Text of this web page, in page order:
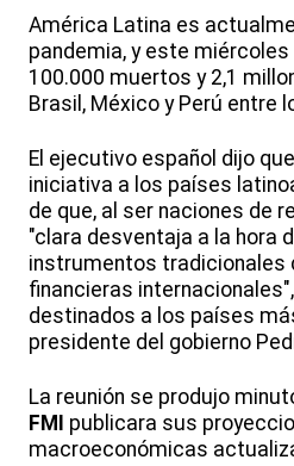
América Latina es
pandemia, y este
100.000 muertos y 2,1
Brasil, México y Perú entre
El ejecutivo español dijo
iniciativa a los países
de que, al ser naciones de
"clara desventaja a la hora
instrumentos tradicionales
financieras
destinados a los países
presidente del gobierno
La reunión se produjo
FMI
publicara sus
macroeconómicas